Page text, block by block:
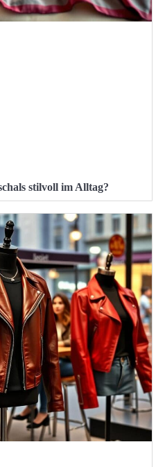
stilvoll im Alltag?